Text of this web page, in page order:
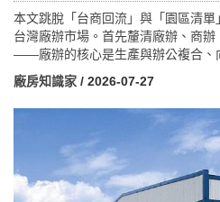
本文跳脫「台商回流」與「園區清
台灣廠辦市場。首先釐清廠辦、商
——廠辦的核心是生產與辦公複合、
盤:工業地產交易破千億、占商用不
科技業與半導體為最大買方,且以自
自用企業相對有利的進場時機。供
向多層分層廠辦發展,桃園以園區、
連五年居工業地產交易冠軍(2025 約
格、投資稅務法規六大檢查與 2026
「選對聚落、產品與規格」的分眾行
廠房知識家 / 2026-07-27